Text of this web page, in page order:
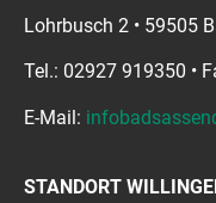
Lohrbusch 2 • 59505
Tel.: 02927 919350 •
E-Mail:
STANDORT